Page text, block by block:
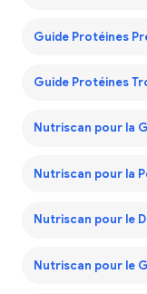
Guide Protéines
Guide Protéines
Nutriscan pour la
Nutriscan pour la
Nutriscan pour le
Nutriscan pour le